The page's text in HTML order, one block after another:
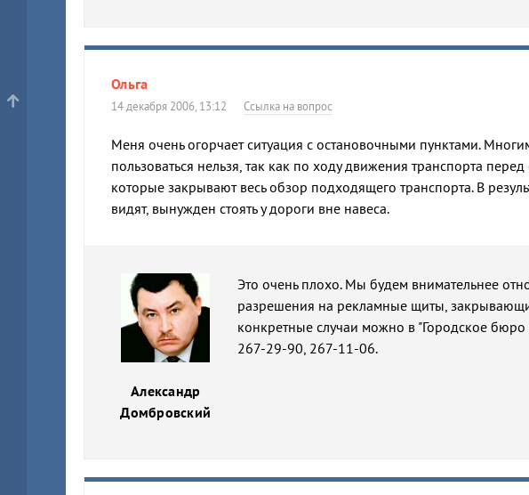
Ольга
14 декабря 2006, 13:12 Ссылка на вопрос
Меня очень огорчает ситуация с остановочными пунктами.
пользоваться нельзя, так как по ходу движения транспорта
которые закрывают весь обзор подходящего транспорта. В
видят, вынужден стоять у дороги вне навеса.
Александр
Домбровский
Это очень плохо. Мы будем внимательнее
разрешения на рекламные щиты,
конкретные случаи можно в "Городское
267-29-90, 267-11-06.